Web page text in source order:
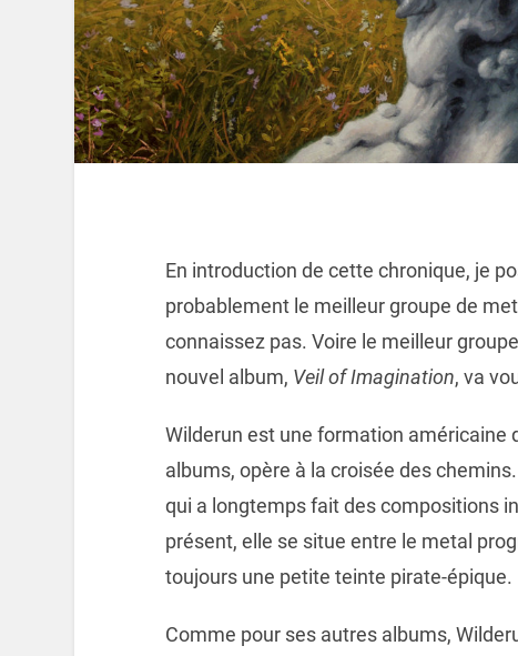
En introduction de cette chronique, je
probablement le meilleur groupe de
connaissez pas. Voire le meilleur
nouvel album, Veil of Imagination, va
Wilderun est une formation américaine
albums, opère à la croisée des
qui a longtemps fait des compositions
présent, elle se situe entre le metal
toujours une petite teinte pirate-épique.
Comme pour ses autres albums,